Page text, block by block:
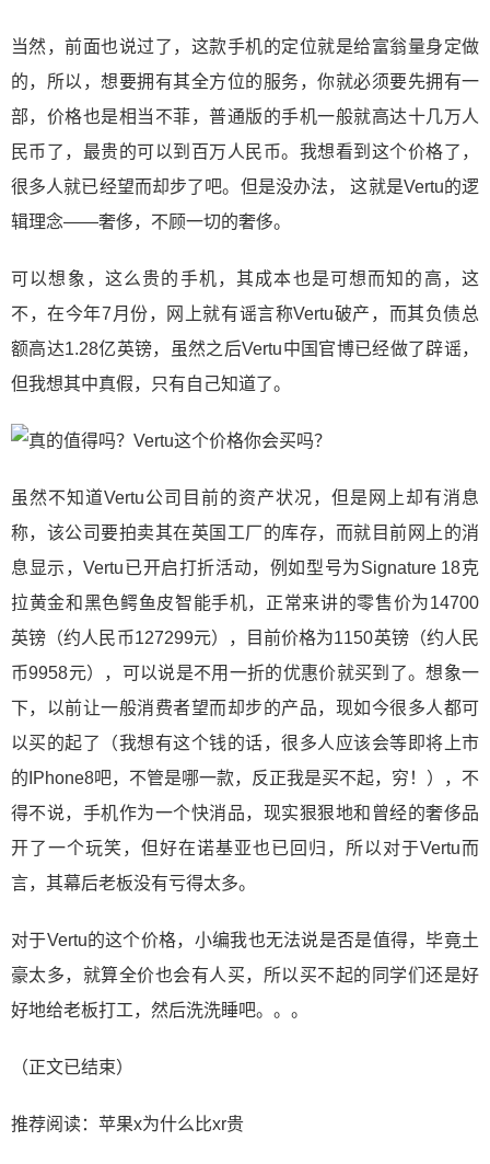
当然，前面也说过了，这款手机的定位就是给富翁量身定做
的，所以，想要拥有其全方位的服务，你就必须要先拥有一
部，价格也是相当不菲，普通版的手机一般就高达十几万人
民币了，最贵的可以到百万人民币。我想看到这个价格了，
很多人就已经望而却步了吧。但是没办法， 这就是Vertu的逻
辑理念——奢侈，不顾一切的奢侈。
可以想象，这么贵的手机，其成本也是可想而知的高，这
不，在今年7月份，网上就有谣言称Vertu破产，而其负债总
额高达1.28亿英镑，虽然之后Vertu中国官博已经做了辟谣，
但我想其中真假，只有自己知道了。
虽然不知道Vertu公司目前的资产状况，但是网上却有消息
称，该公司要拍卖其在英国工厂的库存，而就目前网上的消
息显示，Vertu已开启打折活动，例如型号为Signature 18克
拉黄金和黑色鳄鱼皮智能手机，正常来讲的零售价为14700
英镑（约人民币127299元），目前价格为1150英镑（约人民
币9958元），可以说是不用一折的优惠价就买到了。想象一
下，以前让一般消费者望而却步的产品，现如今很多人都可
以买的起了（我想有这个钱的话，很多人应该会等即将上市
的IPhone8吧，不管是哪一款，反正我是买不起，穷！），不
得不说，手机作为一个快消品，现实狠狠地和曾经的奢侈品
开了一个玩笑，但好在诺基亚也已回归，所以对于Vertu而
言，其幕后老板没有亏得太多。
对于Vertu的这个价格，小编我也无法说是否是值得，毕竟土
豪太多，就算全价也会有人买，所以买不起的同学们还是好
好地给老板打工，然后洗洗睡吧。。。
（正文已结束）
推荐阅读： 苹果x为什么比xr贵